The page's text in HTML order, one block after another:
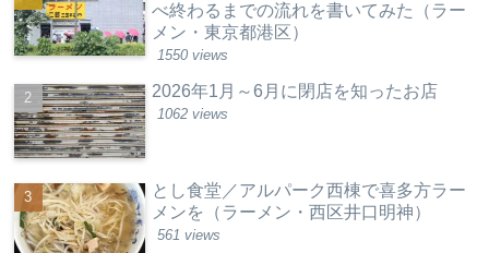
べ終わるまでの流れを書いてみた（ラー
メン・東京都港区）
1550 views
2026年1月～6月に閉店を知ったお店
1062 views
とし食堂／アルパーク西棟で喜多方ラー
メンを（ラーメン・西区井口明神）
561 views